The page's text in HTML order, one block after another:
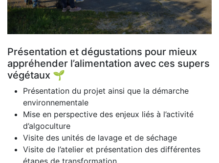
Présentation et dégustations pour mieux
appréhender l’alimentation avec ces supers
végétaux 🌱
Présentation du projet ainsi que la démarche
environnementale
Mise en perspective des enjeux liés à l’activité
d’algoculture
Visite des unités de lavage et de séchage
Visite de l’atelier et présentation des différentes
étapes de transformation